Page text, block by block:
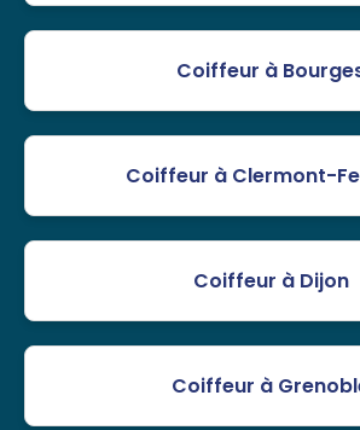
Coiffeur à
Coiffeur à Clermont-
Coiffeur à Dijon
Coiffeur à